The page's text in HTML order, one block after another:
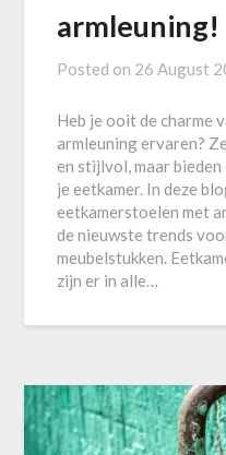
armleuning!
Posted on 26 August
Heb je ooit de charme
armleuning ervaren?
en stijlvol, maar
je eetkamer. In deze
eetkamerstoelen met
de nieuwste trends
meubelstukken.
zijn er in alle…